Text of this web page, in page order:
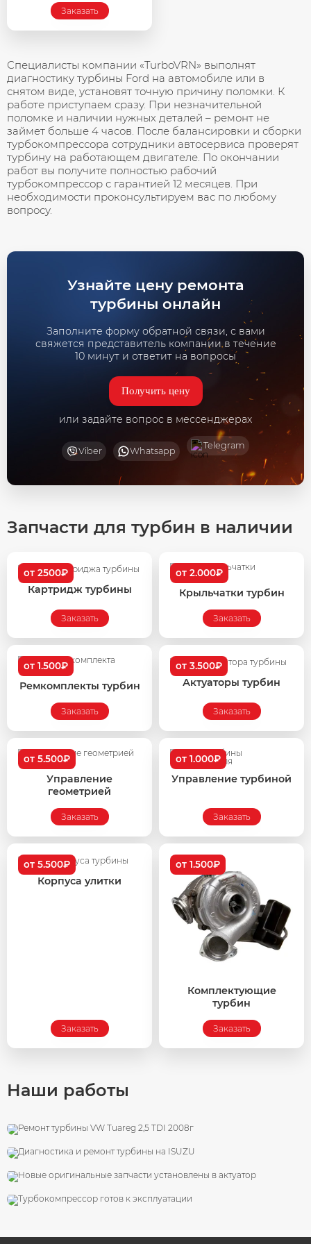
Заказать
Специалисты компании «TurboVRN» выполнят
диагностику турбины Ford на автомобиле или в
снятом виде, установят точную причину поломки. К
работе приступаем сразу. При незначительной
поломке и наличии нужных деталей – ремонт не
займет больше 4 часов. После балансировки и сборки
турбокомпрессора сотрудники автосервиса проверят
турбину на работающем двигателе. По окончании
работ вы получите полностью рабочий
турбокомпрессор с гарантией 12 месяцев. При
необходимости проконсультируем вас по любому
вопросу.
Узнайте цену ремонта
турбины онлайн
Заполните форму обратной связи, с вами
свяжется представитель компании в течение
10 минут и ответит на вопросы
Получить цену
или задайте вопрос в мессенджерах
Viber Whatsapp
Telegram
Запчасти для турбин в наличии
от 2500₽
Картридж турбины
Заказать
от 2.000₽
Крыльчатки турбин
Заказать
от 1.500₽
Ремкомплекты турбин
Заказать
от 3.500₽
Актуаторы турбин
Заказать
от 5.500₽
Управление
геометрией
Заказать
от 1.000₽
Управление турбиной
Заказать
от 5.500₽
Корпуса улитки
Заказать
от 1.500₽
Комплектующие
турбин
Заказать
Наши работы
VW Tuareg 2,5 TDI 2008г
Диагностика и ремонт турбины на ISUZU
Ремонт актуатора Hella